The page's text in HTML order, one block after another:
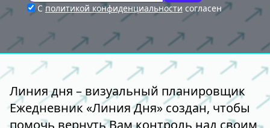
Сполитикой конфиденциальности согласен
Линия дня – визуальный планировщик
Ежедневник «Линия Дня» создан, чтобы